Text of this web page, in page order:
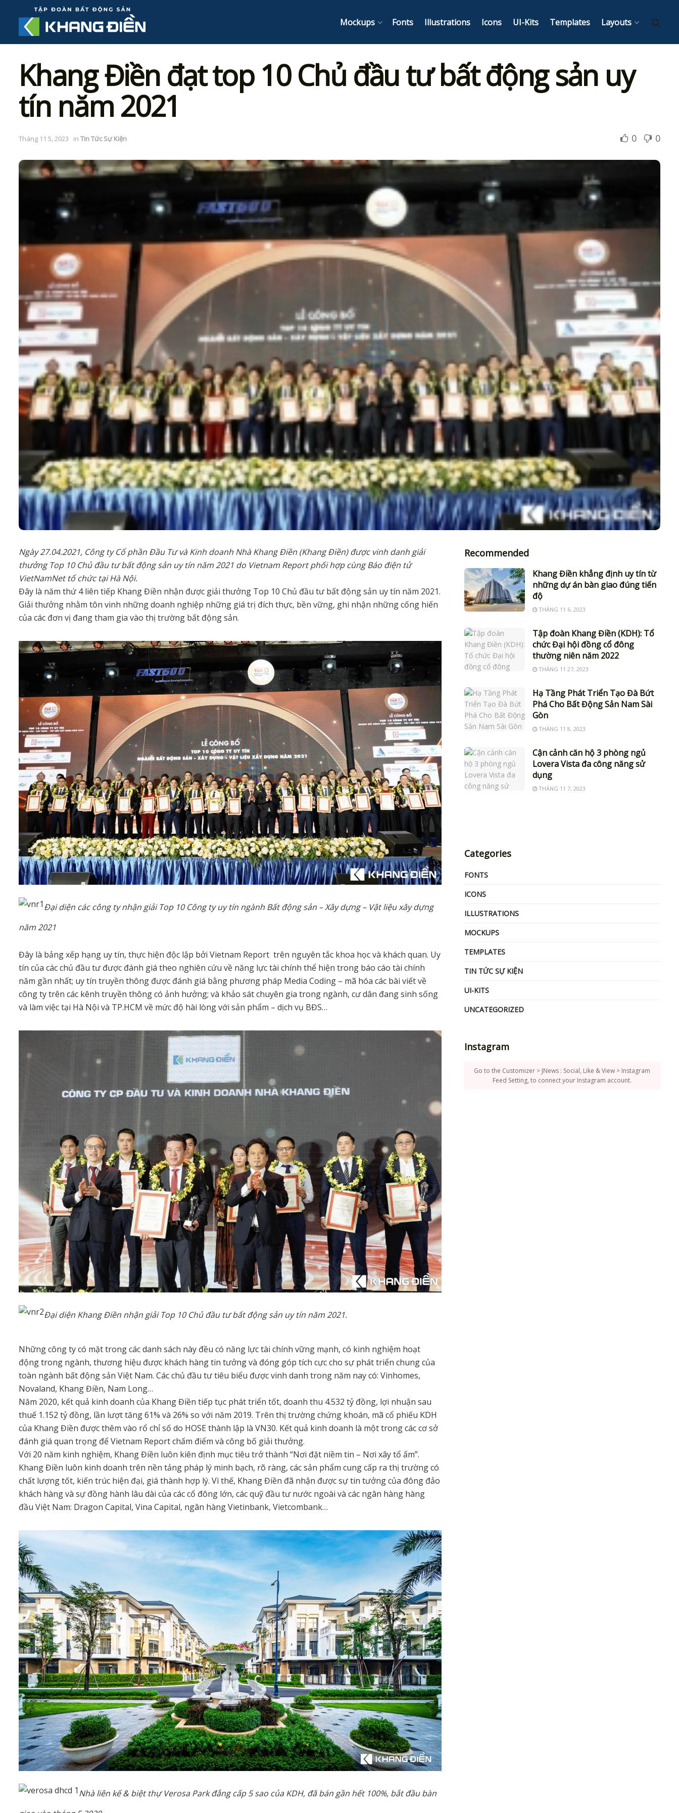
Mockups Fonts Illustrations Icons UI-Kits Templates Layouts
Khang Điền đạt top 10 Chủ đầu tư bất động sản uy
tín năm 2021
Tháng 11 5, 2023 in Tin Tức Sự Kiện 0 0
Ngày 27.04.2021, Công ty Cổ phần Đầu Tư và Kinh doanh Nhà Khang Điền (Khang Điền) được vinh danh giải
thưởng Top 10 Chủ đầu tư bất động sản uy tín năm 2021 do Vietnam Report phối hợp cùng Báo điện tử
VietNamNet tổ chức tại Hà Nội.
Đây là năm thứ 4 liên tiếp Khang Điền nhận được giải thưởng Top 10 Chủ đầu tư bất động sản uy tín năm 2021.
Giải thưởng nhằm tôn vinh những doanh nghiệp những giá trị đích thực, bền vững, ghi nhận những cống hiến
của các đơn vị đang tham gia vào thị trường bất động sản.
Đại diện các công ty nhận giải Top 10 Công ty uy tín ngành Bất động sản – Xây dựng – Vật liệu xây dựng
năm 2021
Đây là bảng xếp hạng uy tín, thực hiện độc lập bởi Vietnam Report trên nguyên tắc khoa học và khách quan. Uy
tín của các chủ đầu tư được đánh giá theo nghiên cứu về năng lực tài chính thể hiện trong báo cáo tài chính
năm gần nhất; uy tín truyền thông được đánh giá bằng phương pháp Media Coding – mã hóa các bài viết về
công ty trên các kênh truyền thông có ảnh hưởng; và khảo sát chuyên gia trong ngành, cư dân đang sinh sống
và làm việc tại Hà Nội và TP.HCM về mức độ hài lòng với sản phẩm – dịch vụ BĐS…
Đại diện Khang Điền nhận giải Top 10 Chủ đầu tư bất động sản uy tín năm 2021.
Những công ty có mặt trong các danh sách này đều có năng lực tài chính vững mạnh, có kinh nghiệm hoạt
động trong ngành, thương hiệu được khách hàng tin tưởng và đóng góp tích cực cho sự phát triển chung của
toàn ngành bất động sản Việt Nam. Các chủ đầu tư tiêu biểu được vinh danh trong năm nay có: Vinhomes,
Novaland, Khang Điền, Nam Long…
Năm 2020, kết quả kinh doanh của Khang Điền tiếp tục phát triển tốt, doanh thu 4.532 tỷ đồng, lợi nhuận sau
thuế 1.152 tỷ đồng, lần lượt tăng 61% và 26% so với năm 2019. Trên thị trường chứng khoán, mã cổ phiếu KDH
của Khang Điền được thêm vào rổ chỉ số do HOSE thành lập là VN30. Kết quả kinh doanh là một trong các cơ sở
đánh giá quan trọng để Vietnam Report chấm điểm và công bố giải thưởng.
Với 20 năm kinh nghiệm, Khang Điền luôn kiên định mục tiêu trở thành “Nơi đặt niềm tin – Nơi xây tổ ấm”.
Khang Điền luôn kinh doanh trên nền tảng pháp lý minh bạch, rõ ràng, các sản phẩm cung cấp ra thị trường có
chất lượng tốt, kiến trúc hiện đại, giá thành hợp lý. Vì thế, Khang Điền đã nhận được sự tin tưởng của đông đảo
khách hàng và sự đồng hành lâu dài của các cổ đông lớn, các quỹ đầu tư nước ngoài và các ngân hàng hàng
đầu Việt Nam: Dragon Capital, Vina Capital, ngân hàng Vietinbank, Vietcombank…
Nhà liên kế & biệt thự Verosa Park đẳng cấp 5 sao của KDH, đã bán gần hết 100%, bắt đầu bàn
Recommended
Khang Điền khẳng định uy tín từ
những dự án bàn giao đúng tiến
độ
THÁNG 11 6, 2023
Tập đoàn Khang Điền (KDH): Tổ
chức Đại hội đồng cổ đông
thường niên năm 2022
THÁNG 11 27, 2023
Hạ Tầng Phát Triển Tạo Đà Bứt
Phá Cho Bất Động Sản Nam Sài
Gòn
THÁNG 11 8, 2023
Cận cảnh căn hộ 3 phòng ngủ
Lovera Vista đa công năng sử
dụng
THÁNG 11 7, 2023
Categories
FONTS
ICONS
ILLUSTRATIONS
MOCKUPS
TEMPLATES
TIN TỨC SỰ KIỆN
UI-KITS
UNCATEGORIZED
Instagram
Go to the Customizer > JNews : Social, Like & View > Instagram
Feed Setting, to connect your Instagram account.